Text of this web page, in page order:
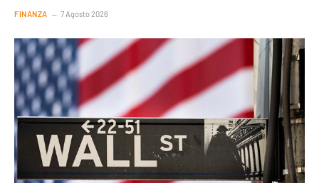
FINANZA 7 Agosto 2026